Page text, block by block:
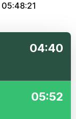
05:48:21
04:40
05:52